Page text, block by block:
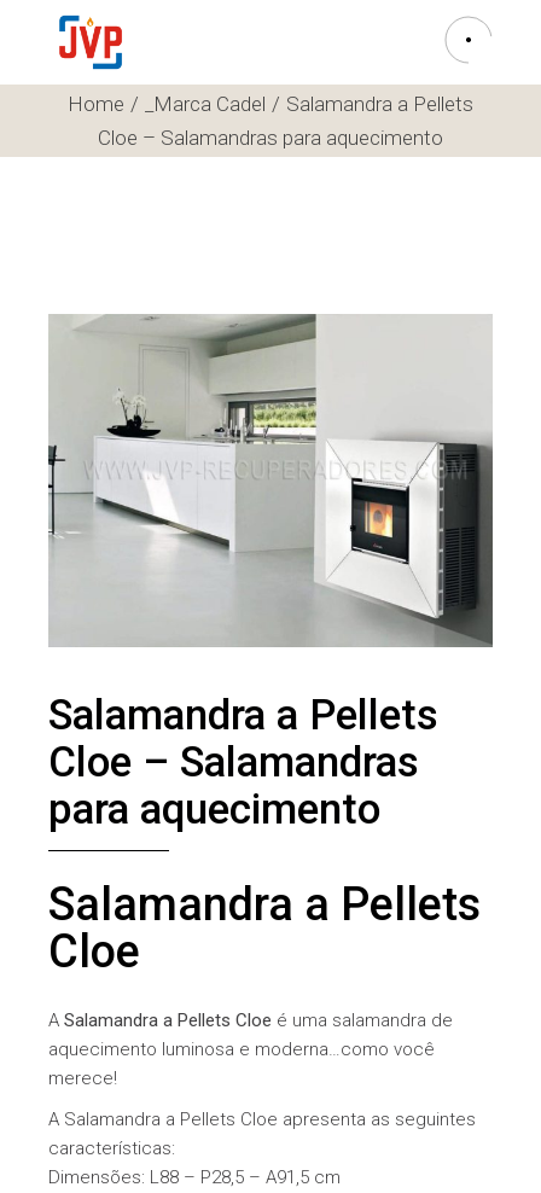
Home _Marca Cadel
Salamandra a Pellets
Cloe – Salamandras para aquecimento
Salamandra a Pellets
Cloe – Salamandras
para aquecimento
Salamandra a Pellets
Cloe
ASalamandra a Pellets Cloe é uma salamandra de
aquecimento luminosa e moderna…como você
merece!
A Salamandra a Pellets Cloe apresenta as seguintes
características:
Dimensões: L88 – P28,5 – A91,5 cm